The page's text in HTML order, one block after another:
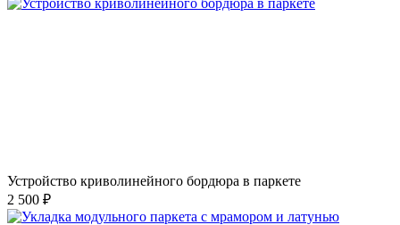
Устройство криволинейного бордюра в паркете
2 500 ₽